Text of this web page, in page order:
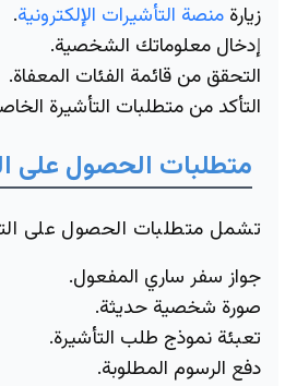
زيارة منصة التأشيرات الإلكترونية.
إدخال معلوماتك الشخصية.
التحقق من قائمة الفئات المعفاة.
التأكد من متطلبات التأشيرة
متطلبات الحصول على
تشمل متطلبات الحصول على
جواز سفر ساري المفعول.
صورة شخصية حديثة.
تعبئة نموذج طلب التأشيرة.
دفع الرسوم المطلوبة.